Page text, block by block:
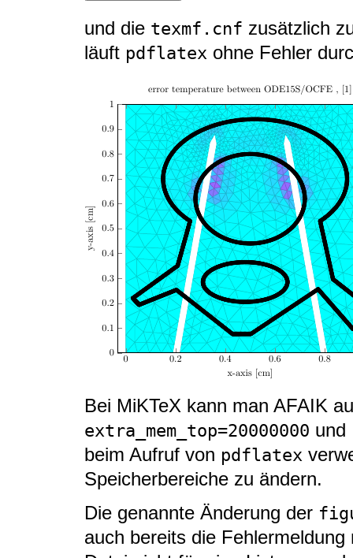
und die texmf.cnf zusätzlich
läuft pdflatex ohne Fehler
Bei MiKTeX kann man AFAIK
extra_mem_top=20000000 und
beim Aufruf von pdflatex
Speicherbereiche zu ändern.
Die genannte Änderung der
auch bereits die